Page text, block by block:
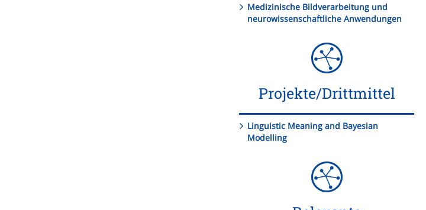
Medizinische Bildverarbeitung und
neurowissenschaftliche Anwendungen
Projekte/Drittmittel
Linguistic Meaning and Bayesian
Modelling